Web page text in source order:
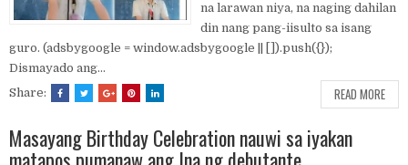
na larawan niya, na naging dahilan
din nang pang-iisulto sa isang
guro. (adsbygoogle = window.adsbygoogle || []).push({});
Dismayado ang...
Share:
READ MORE
Masayang Birthday Celebration nauwi sa iyakan